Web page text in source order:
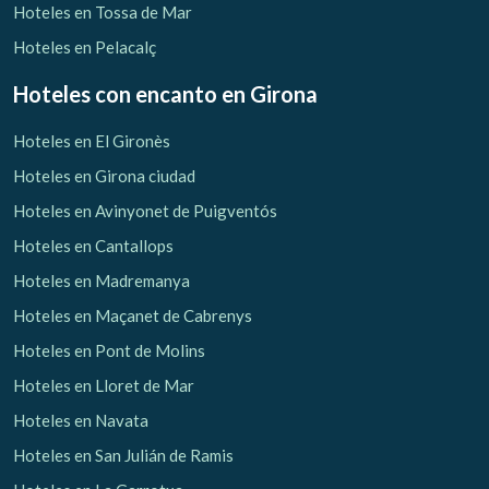
Hoteles en Tossa de Mar
Hoteles en Pelacalç
Hoteles con encanto en Girona
Hoteles en El Gironès
Hoteles en Girona ciudad
Hoteles en Avinyonet de Puigventós
Hoteles en Cantallops
Hoteles en Madremanya
Hoteles en Maçanet de Cabrenys
Hoteles en Pont de Molins
Hoteles en Lloret de Mar
Hoteles en Navata
Hoteles en San Julián de Ramis